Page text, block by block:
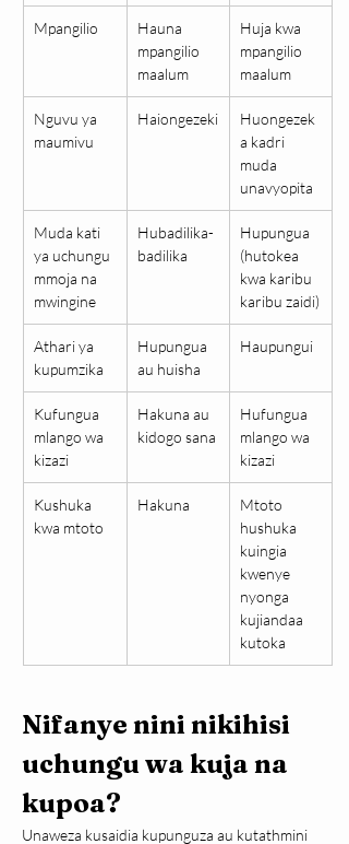
Mpangilio
Hauna
mpangilio
maalum
Huja kwa
mpangilio
maalum
Nguvu ya
maumivu
Haiongezeki
Huongezek
a kadri
muda
unavyopita
Muda kati
ya uchungu
mmoja na
mwingine
Hubadilika-
badilika
Hupungua
(hutokea
kwa karibu
karibu zaidi)
Athari ya
kupumzika
Hupungua
au huisha
Haupungui
Kufungua
mlango wa
kizazi
Hakuna au
kidogo sana
Hufungua
mlango wa
kizazi
Kushuka
kwa mtoto
Hakuna
Mtoto
hushuka
kuingia
kwenye
nyonga
kujiandaa
kutoka
Nifanye nini nikihisi
uchungu wa kuja na
kupoa?
Unaweza kusaidia kupunguza au kutathmini